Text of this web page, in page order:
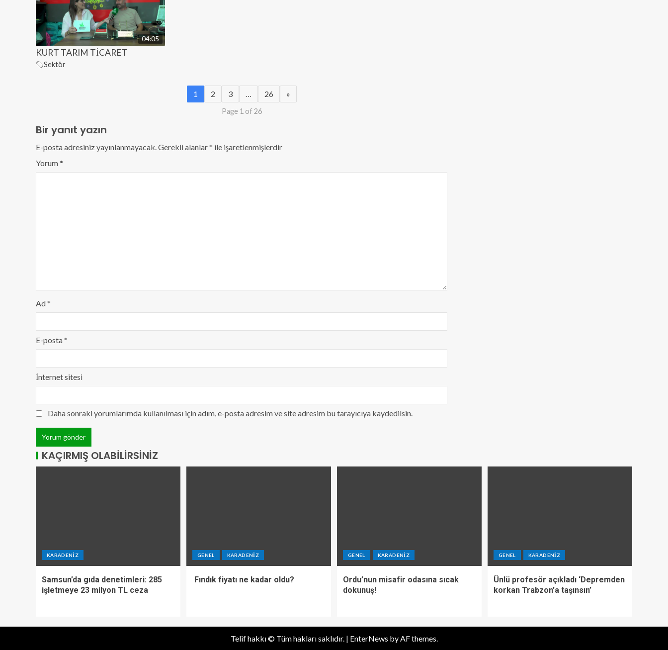
04:05
KURT TARIM TİCARET
Sektör
1 2 3 … 26 »
Page 1 of 26
Bir yanıt yazın
E-posta adresiniz yayınlanmayacak.Gerekli alanlar* ile işaretlenmişlerdir
Yorum*
Ad*
E-posta*
İnternet sitesi
Daha sonraki yorumlarımda kullanılması için adım, e-posta adresim ve site adresim bu tarayıcıya kaydedilsin.
KAÇIRMIŞ OLABILIRSINIZ
KARADENIZ
Samsun’da gıda denetimleri: 285
işletmeye 23 milyon TL ceza
GENEL KARADENIZ
Fındık fiyatı ne kadar oldu?
GENEL KARADENIZ
Ordu’nun misafir odasına sıcak
dokunuş!
GENEL KARADENIZ
Ünlü profesör açıkladı ‘Depremden
korkan Trabzon’a taşınsın’
Telif hakkı © Tüm hakları saklıdır. | EnterNews by AF themes.